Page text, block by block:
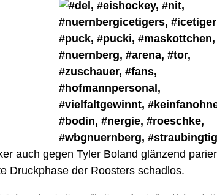
auch gegen Tyler Boland glänzend
Druckphase der Roosters schadlos.